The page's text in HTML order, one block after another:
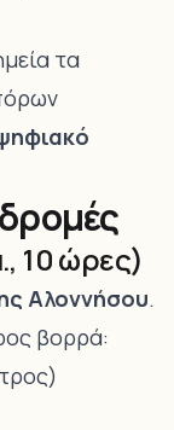
τα
10 ώρες)
Αλοννήσου.
βορρά: